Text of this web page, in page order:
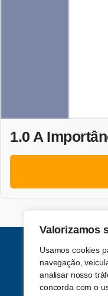
Valorizamos
Usamos cookies
navegação,
analisar nosso
concorda com o
1.0 A
Acompanhe-